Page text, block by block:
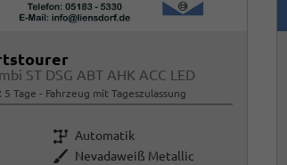
ST DSG ABT AHK ACC LED
5 Tage Fahrzeug mit Tageszulassung
Getriebe Automatik
Außenfarbe Nevadaweiß Metallic